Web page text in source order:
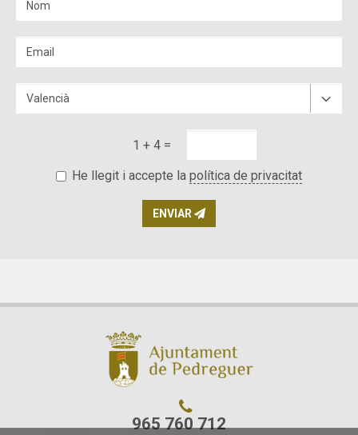
1 + 4 =
He llegit i accepte la política de privacitat
ENVIAR
965 760 712